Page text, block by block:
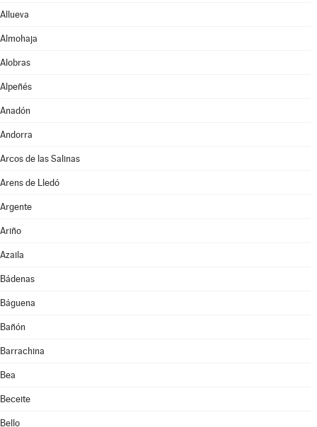
Allueva
Almohaja
Alobras
Alpeñés
Anadón
Andorra
Arcos de las Salinas
Arens de Lledó
Argente
Ariño
Azaila
Bádenas
Báguena
Bañón
Barrachina
Bea
Beceite
Bello